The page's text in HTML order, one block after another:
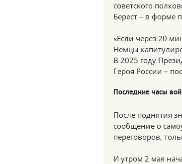
советского
Берест – в форме
«Если через 20
Немцы
В 2025 году
Героя России –
Последние часы
После поднятия
сообщение о
переговоров,
И утром 2 мая